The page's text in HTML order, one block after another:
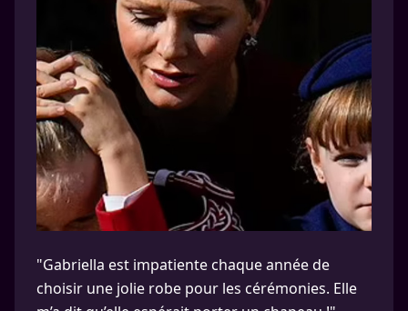
"Gabriella est impatiente chaque année de
choisir une jolie robe pour les cérémonies. Elle